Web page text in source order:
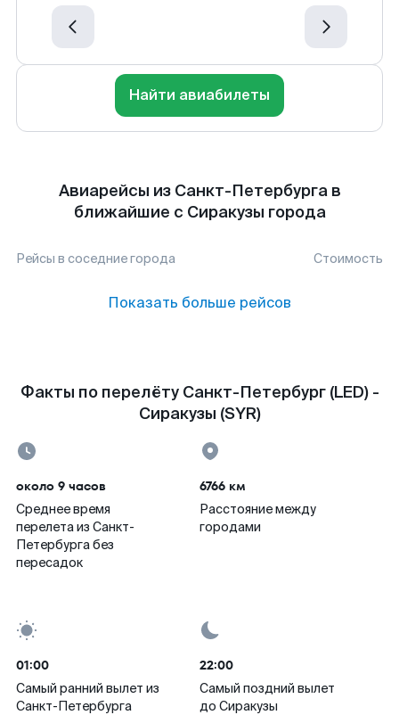
Найти авиабилеты
Авиарейсы из Санкт-Петербурга в
ближайшие с Сиракузы города
Рейсы в соседние города Стоимость
Показать больше рейсов
Факты по перелёту Санкт-Петербург (LED) -
Сиракузы (SYR)
около 9 часов
Среднее время
перелета из Санкт-
Петербурга без
пересадок
6766 км
Расстояние между
городами
01:00
Самый ранний вылет из
Санкт-Петербурга
22:00
Самый поздний вылет
до Сиракузы